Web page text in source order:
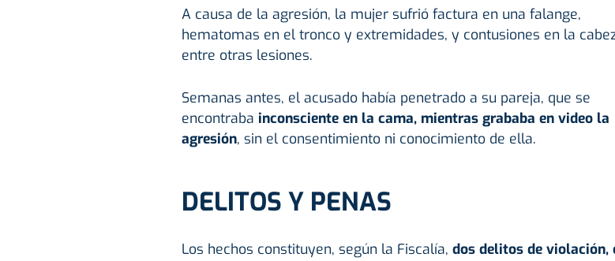
A causa de la agresión, la mujer sufrió factura en una falange,
hematomas en el tronco y extremidades, y contusiones en la
entre otras lesiones.
Semanas antes, el acusado había penetrado a su pareja, que se
encontraba inconsciente en la cama, mientras grababa en video la
agresión, sin el consentimiento ni conocimiento de ella.
DELITOS Y PENAS
Los hechos constituyen, según la Fiscalía, dos delitos de violación,